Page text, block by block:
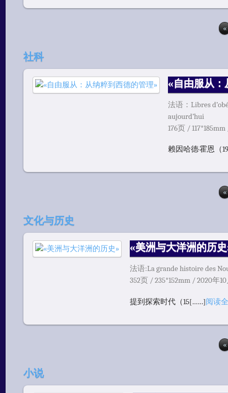
«
社科
«自由服从
法语：Libres
aujourd’hui
176页 /
赖因哈德·霍恩（
«
文化与历史
«美洲与大洋洲的历
法语:La grande histoire des
352页 / 235*152mm / 2020年
提到探索时代（15[……]阅读
«
小说